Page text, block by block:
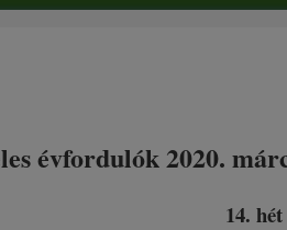
évfordulók 2020.
14. hét